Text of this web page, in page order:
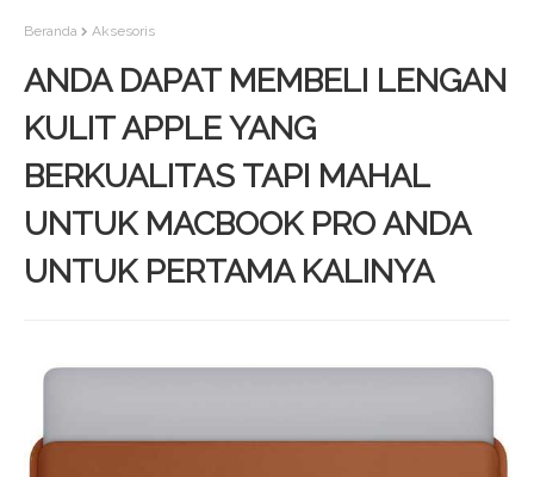
Beranda Aksesoris
ANDA DAPAT MEMBELI LENGAN
KULIT APPLE YANG
BERKUALITAS TAPI MAHAL
UNTUK MACBOOK PRO ANDA
UNTUK PERTAMA KALINYA